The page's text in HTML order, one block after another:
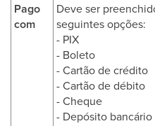
Pago
com
Deve ser
seguintes opções:
- PIX
- Boleto
- Cartão de crédito
- Cartão de débito
- Cheque
- Depósito bancário